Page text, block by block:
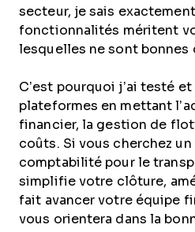
secteur, je sais
fonctionnalités méritent
lesquelles ne sont bonnes
C’est pourquoi j’ai testé
plateformes en mettant
financier, la gestion de
coûts. Si vous cherchez
comptabilité pour le
simplifie votre clôture,
fait avancer votre équipe
vous orientera dans la